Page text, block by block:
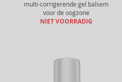
multi-corrigerende gel balsem
voor de oogzone
NIET VOORRADIG